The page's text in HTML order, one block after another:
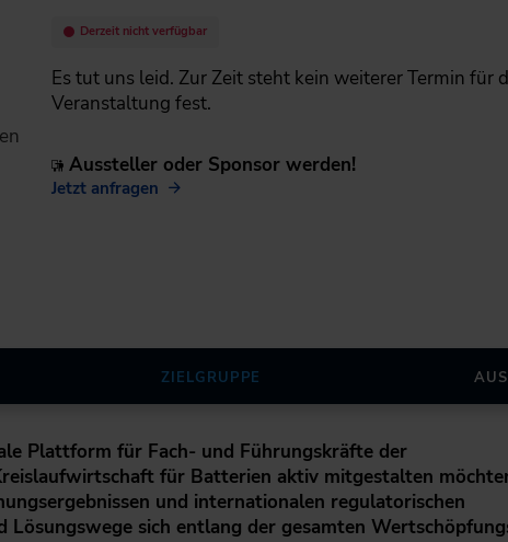
Derzeit nicht verfügbar
Es tut uns leid. Zur Zeit steht kein weiterer Termin für
Veranstaltung fest.
Aussteller oder Sponsor werden!
Jetzt anfragen
ZIELGRUPPE
Plattform für Fach- und Führungskräfte der
für Batterien aktiv mitgestalten
und internationalen regulatorischen
sich entlang der gesamten